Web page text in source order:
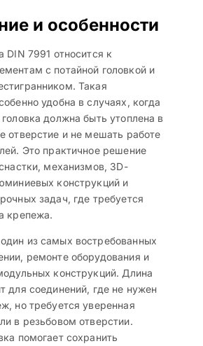
и особенности
DIN 7991 относится к
с потайной головкой и
Такая
удобна в случаях, когда
должна быть утоплена в
отверстие и не мешать работе
Это практичное решение
механизмов, 3D-
конструкций и
задач, где требуется
крепежа.
из самых востребованных
ремонте оборудования и
конструкций. Длина
для соединений, где не нужен
но требуется уверенная
в резьбовом отверстии.
помогает сохранить